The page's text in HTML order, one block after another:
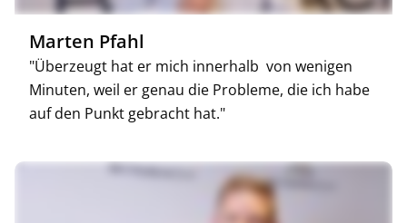
Marten Pfahl
"Überzeugt hat er mich innerhalb von wenigen
Minuten, weil er genau die Probleme, die ich habe
auf den Punkt gebracht hat."